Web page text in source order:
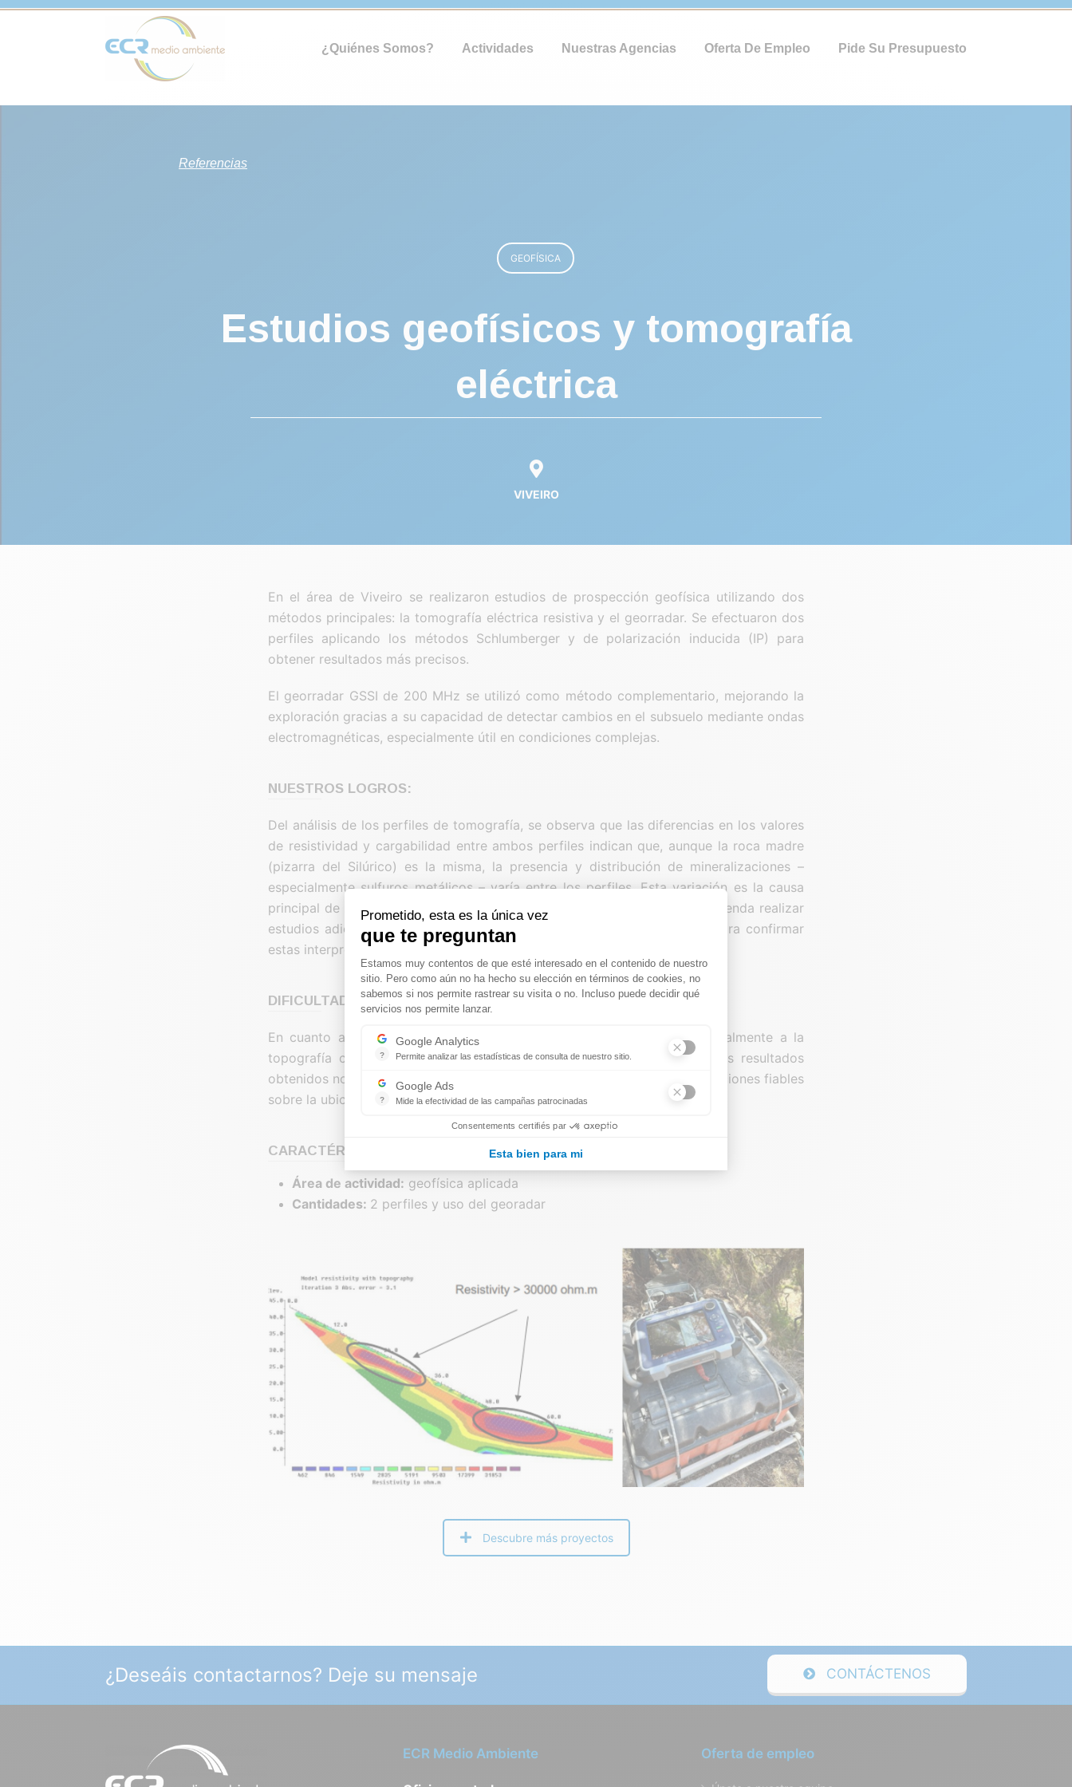
¿Quiénes Somos? Actividades Nuestras Agencias Oferta De Empleo Pide Su Presupuesto
Referencias
GEOFÍSICA
Estudios geofísicos y tomografía
eléctrica
VIVEIRO
En el área de Viveiro se realizaron estudios de prospección geofísica utilizando dos
métodos principales: la tomografía eléctrica resistiva y el georradar. Se efectuaron dos
perfiles aplicando los métodos Schlumberger y de polarización inducida (IP) para
obtener resultados más precisos.
El georradar GSSI de 200 MHz se utilizó como método complementario, mejorando la
exploración gracias a su capacidad de detectar cambios en el subsuelo mediante ondas
electromagnéticas, especialmente útil en condiciones complejas.
NUESTROS LOGROS:
Del análisis de los perfiles de tomografía, se observa que las diferencias en los valores
de resistividad y cargabilidad entre ambos perfiles indican que, aunque la roca madre
(pizarra del Silúrico) es la misma, la presencia y distribución de mineralizaciones –
especialmente sulfuros metálicos – varía entre los perfiles. Esta variación es la causa
principal de las diferencias observadas en los datos geofísicos. Se recomienda realizar
estudios adicionales, como muestreo directo y análisis de laboratorio, para confirmar
estas interpretaciones.
DIFICULTADES ENCONTRADAS:
En cuanto a las conclusiones del estudio con georradar, debido principalmente a la
topografía complicada del área y a las discontinuidades del terreno, los resultados
obtenidos no presentan la calidad suficiente como para permitir interpretaciones fiables
sobre la ubicación de cavidades o estructuras enterradas.
CARACTÉRISTICAS:
Área de actividad: geofísica aplicada
Cantidades: 2 perfiles y uso del georadar
Descubre más proyectos
¿Deseáis contactarnos? Deje su mensaje CONTÁCTENOS
ECR Medio Ambiente Oferta de empleo
Prometido, esta es la única vez
que te preguntan
Plataforma de Gestión de Consentimiento: Personaliza tus Opciones
Estamos muy contentos de que esté interesado en el contenido de nuestro
sitio. Pero como aún no ha hecho su elección en términos de cookies, no
sabemos si nos permite rastrear su visita o no. Incluso puede decidir qué
servicios nos permite lanzar.
?
Google Analytics
Permite analizar las estadísticas de consulta de nuestro sitio.
?
Google Ads
Mide la efectividad de las campañas patrocinadas
Consentements certifiés par
Esta bien para mi